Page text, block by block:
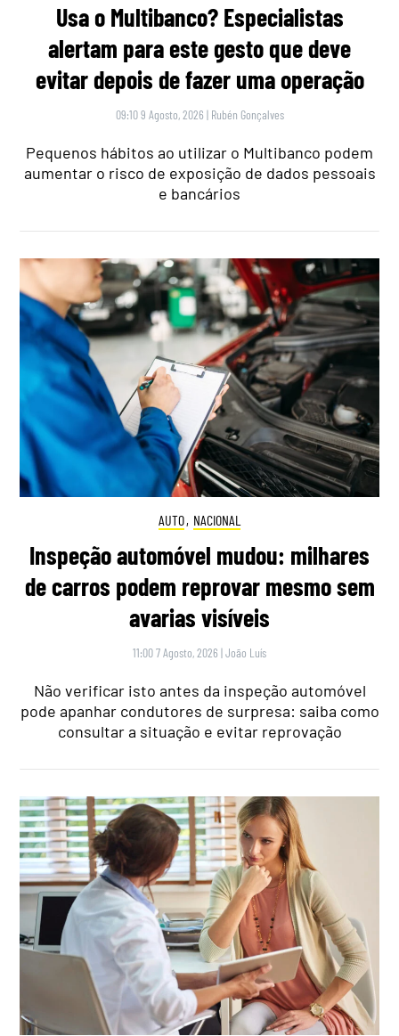
Usa o Multibanco? Especialistas
alertam para este gesto que deve
evitar depois de fazer uma operação
09:10 9 Agosto, 2026 | Rubén Gonçalves
Pequenos hábitos ao utilizar o Multibanco podem
aumentar o risco de exposição de dados pessoais
e bancários
AUTO, NACIONAL
Inspeção automóvel mudou: milhares
de carros podem reprovar mesmo sem
avarias visíveis
11:00 7 Agosto, 2026 |João Luís
Não verificar isto antes da inspeção automóvel
pode apanhar condutores de surpresa: saiba como
consultar a situação e evitar reprovação